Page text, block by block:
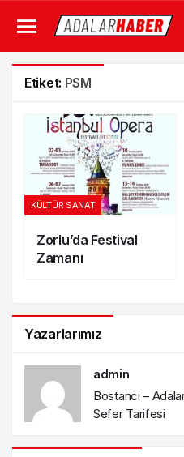
Etiket: PSM
KÜLTÜR SANAT
Zorlu’da Festival
Zamanı
Yazarlarımız
admin
Bostancı –
Sefer Tarifesi